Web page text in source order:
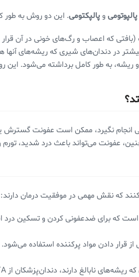
پالپوتومی وپالپکتومی. این دو روش به طور
که اعصاب و رگ‌های خونی در آن
در دندان‌های شیری که ریشه‌های آنها
ریشه، به طور کامل برداشته می‌شود.
نگیرد، ممکن است عفونت گسترش
عفونت می‌تواند باعث درد شدید،
که نقش مهمی در موفقیت درمان دارند:
که برای ضدعفونی کردن و تسکین درد
قرار دادن مواد پرکننده استفاده